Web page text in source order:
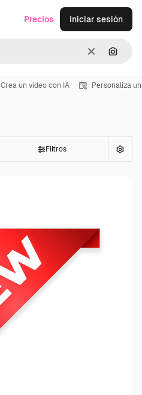
Borrar
Precios Iniciar sesión
Crea un vídeo con IA Personaliza
Filtros